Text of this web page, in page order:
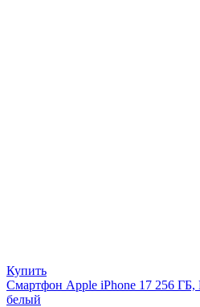
Купить
Смартфон Apple iPhone 17 256 ГБ,
белый